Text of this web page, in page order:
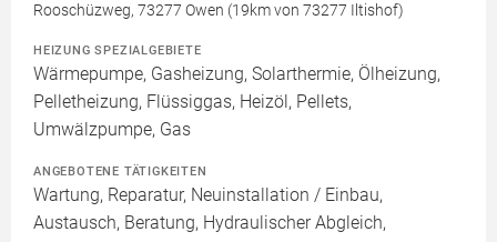
Rooschüzweg, 73277 Owen (19km von 73277 Iltishof)
HEIZUNG SPEZIALGEBIETE
Wärmepumpe, Gasheizung, Solarthermie, Ölheizung,
Pelletheizung, Flüssiggas, Heizöl, Pellets,
Umwälzpumpe, Gas
ANGEBOTENE TÄTIGKEITEN
Wartung, Reparatur, Neuinstallation / Einbau,
Austausch, Beratung, Hydraulischer Abgleich,